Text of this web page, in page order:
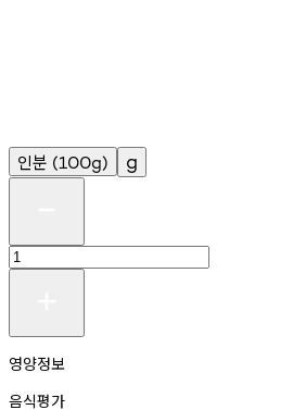
인분 (100g) g
영양정보
음식평가